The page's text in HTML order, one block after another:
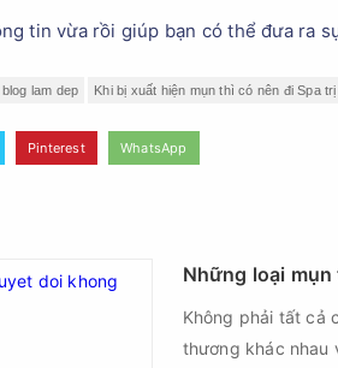
tin vừa rồi giúp bạn có thể đưa ra
blog lam dep Khi bị xuất hiện mụn thì có nên đi Spa
Pinterest WhatsApp
Những loại
Không phải tất cả
thương khác nhau